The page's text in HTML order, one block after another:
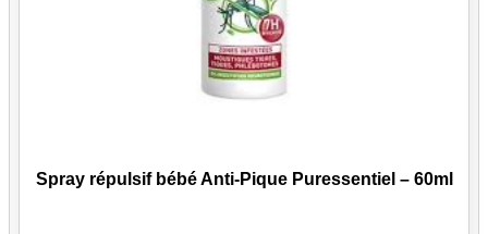
Spray répulsif bébé Anti-Pique Puressentiel – 60ml